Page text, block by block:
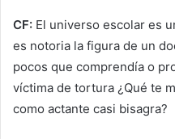
CF: El universo escolar es
es notoria la figura de un
pocos que comprendía o
víctima de tortura ¿Qué te
como actante casi bisagra?